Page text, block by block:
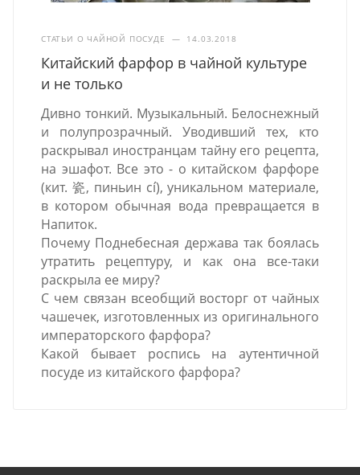
СТАТЬИ О ЧАЙНОЙ ПОСУДЕ — 14.03.2018
Китайский фарфор в чайной культуре
и не только
Дивно тонкий. Музыкальный. Белоснежный
и полупрозрачный. Уводивший тех, кто
раскрывал иностранцам тайну его рецепта,
на эшафот. Все это - о китайском фарфоре
(кит. 瓷, пиньин cí), уникальном материале,
в котором обычная вода превращается в
Напиток.
Почему Поднебесная держава так боялась
утратить рецептуру, и как она все-таки
раскрыла ее миру?
С чем связан всеобщий восторг от чайных
чашечек, изготовленных из оригинального
императорского фарфора?
Какой бывает роспись на аутентичной
посуде из китайского фарфора?